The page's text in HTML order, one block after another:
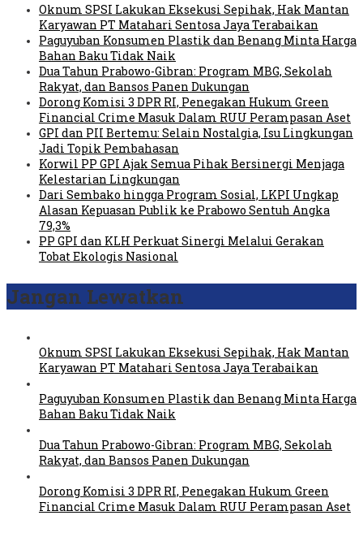
Oknum SPSI Lakukan Eksekusi Sepihak, Hak Mantan
Karyawan PT Matahari Sentosa Jaya Terabaikan
Paguyuban Konsumen Plastik dan Benang Minta Harga
Bahan Baku Tidak Naik
Dua Tahun Prabowo-Gibran: Program MBG, Sekolah
Rakyat, dan Bansos Panen Dukungan
Dorong Komisi 3 DPR RI, Penegakan Hukum Green
Financial Crime Masuk Dalam RUU Perampasan Aset
GPI dan PII Bertemu: Selain Nostalgia, Isu Lingkungan
Jadi Topik Pembahasan
Korwil PP GPI Ajak Semua Pihak Bersinergi Menjaga
Kelestarian Lingkungan
Dari Sembako hingga Program Sosial, LKPI Ungkap
Alasan Kepuasan Publik ke Prabowo Sentuh Angka
79,3%
PP GPI dan KLH Perkuat Sinergi Melalui Gerakan
Tobat Ekologis Nasional
Jangan Lewatkan
Oknum SPSI Lakukan Eksekusi Sepihak, Hak Mantan
Karyawan PT Matahari Sentosa Jaya Terabaikan
Paguyuban Konsumen Plastik dan Benang Minta Harga
Bahan Baku Tidak Naik
Dua Tahun Prabowo-Gibran: Program MBG, Sekolah
Rakyat, dan Bansos Panen Dukungan
Dorong Komisi 3 DPR RI, Penegakan Hukum Green
Financial Crime Masuk Dalam RUU Perampasan Aset